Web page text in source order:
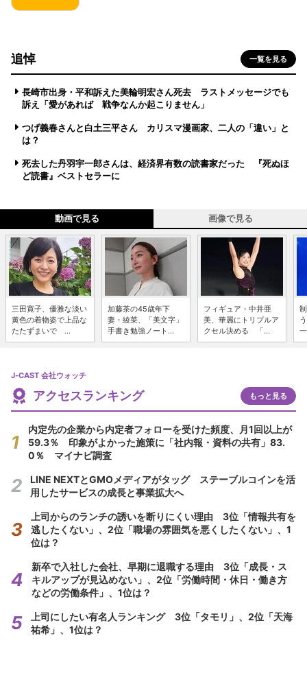
追悼 一覧を見る
長崎市出身・平和訴えた美輪明宏さん死去 ラストメッセージでも
訴え「愛があれば 戦争なんか起こりません」
つげ義春さんと白土三平さん カリスマ漫画家、二人の「違い」と
は？
死去した丹羽宇一郎さんは、経済界有数の読書家だった 『死ぬほ
ど読書』ベストセラーに
動画で見る 画像で見る
三田寛子、優雅な淡い
黄色の着物姿で上品な
たたずまいで ...
加藤茶の45歳年下
妻・綾菜、「美文字」
手書き勉強ノート...
フィギュア・中井亜
美、華麗にトリプルア
クセル決める 「...
J-CAST 会社ウォッチ
アクセスランキング もっと見る
内定先の企業から内定者フォローを受けた頻度、月1回以上が
59.3％ 印象がよかった施策に「社内報・資料の共有」83.
0％ マイナビ調査
LINE NEXTとGMOメディアがタッグ ステーブルコインを活
用したサービスの成長と事業拡大へ
上司からのランチの誘いを断りにくい理由 3位「情報共有を
逃したくない」、2位「職場の雰囲気を悪くしたくない」、1
位は？
新卒で入社した会社、早期に退職する理由 3位「成長・ス
キルアップが見込めない」、2位「労働時間・休日・働き方
などの労働条件」、1位は？
上司にしたい有名人ランキング 3位「タモリ」、2位「天海
祐希」、1位は？